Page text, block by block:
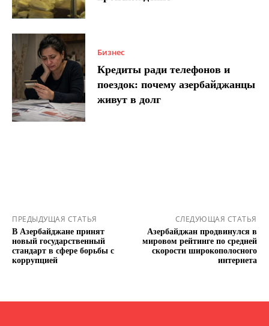
Бизнес
Кредиты ради телефонов и
поездок: почему азербайджанцы
живут в долг
ПРЕДЫДУЩАЯ СТАТЬЯ
В Азербайджане принят
новый государственный
стандарт в сфере борьбы с
коррупцией
СЛЕДУЮЩАЯ СТАТЬЯ
Азербайджан продвинулся в
мировом рейтинге по средней
скорости широкополосного
интернета